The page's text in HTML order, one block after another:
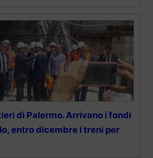
di Palermo. Arrivano i fondi
entro dicembre i treni per